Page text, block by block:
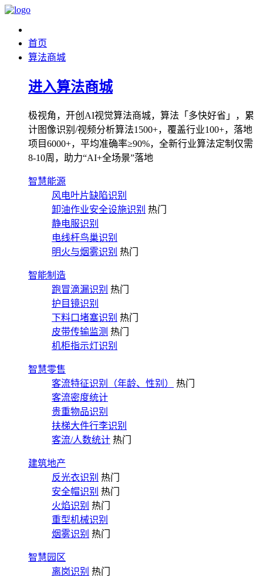
首页
算法商城
进入算法商城
极视角，开创AI视觉算法商城，算法「多快好省」，累
计图像识别/视频分析算法1500+，覆盖行业100+，落地
项目6000+，平均准确率≥90%，全新行业算法定制仅需
8-10周，助力“AI+全场景”落地
智慧能源
风电叶片缺陷识别
卸油作业安全设施识别 热门
静电服识别
电线杆鸟巢识别
明火与烟雾识别 热门
智能制造
跑冒滴漏识别 热门
护目镜识别
下料口堵塞识别 热门
皮带传输监测 热门
机柜指示灯识别
智慧零售
客流特征识别（年龄、性别）
热门
客流密度统计
贵重物品识别
扶梯大件行李识别
客流/人数统计 热门
建筑地产
反光衣识别 热门
安全帽识别 热门
火焰识别 热门
重型机械识别
烟雾识别 热门
智慧园区
离岗识别 热门